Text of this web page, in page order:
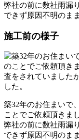
弊社の前に数社雨漏
できず原因不明のま
施工前の様子
築32年のお住まいで
ことでご依頼頂きま
弊社の前に数社雨漏
できず原因不明のま